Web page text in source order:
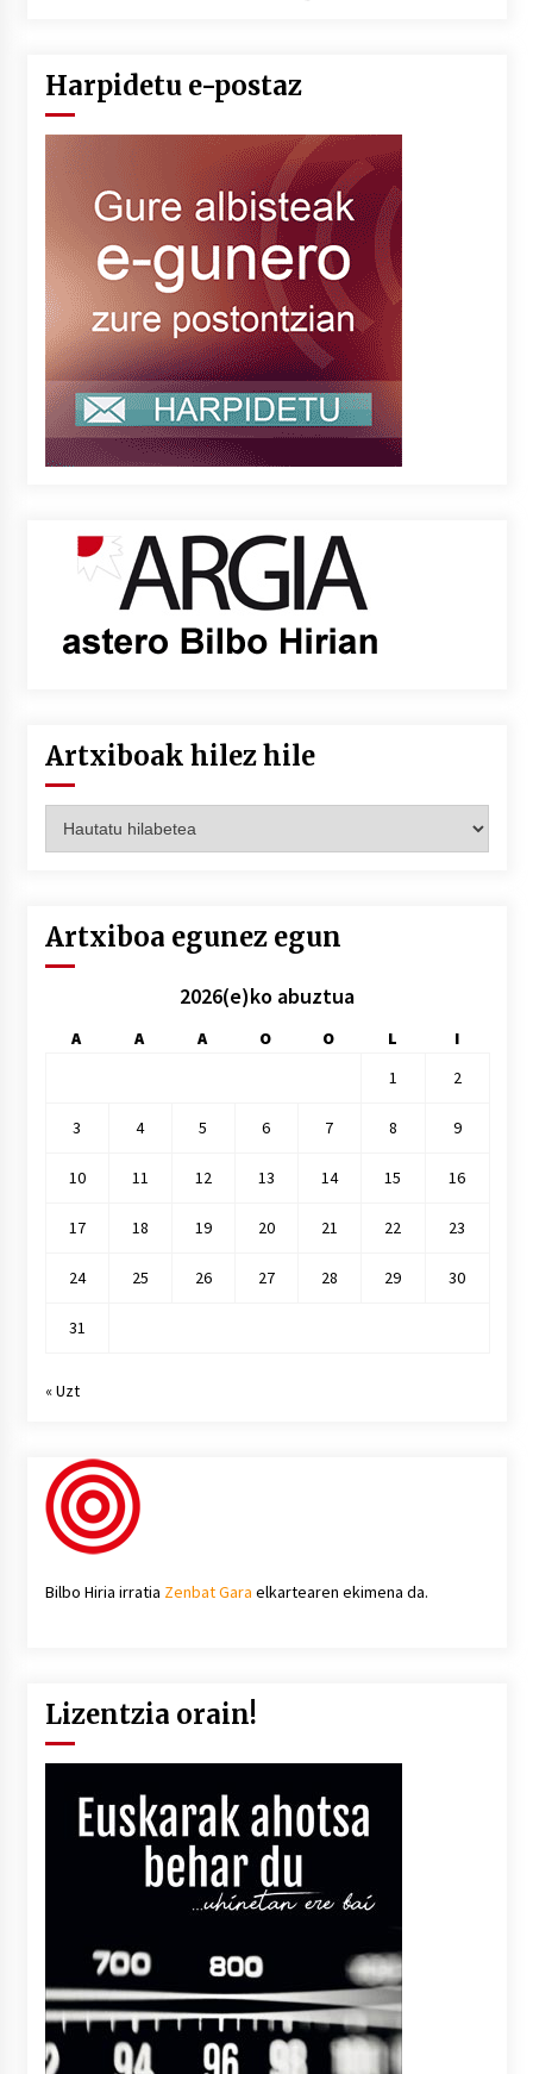
Harpidetu e-postaz
Artxiboak hilez hile
hilez
Artxiboa egunez egun
2026(e)ko abuztua
A A A O O L
I
1
2
3 4 5 6 7 8 9
10 11 12 13 14 15 16
17 18 19 20 21 22 23
24 25 26 27 28 29 30
31
« Uzt
Bilbo Hiria irratia Zenbat Gara elkartearen ekimena da.
Lizentzia orain!